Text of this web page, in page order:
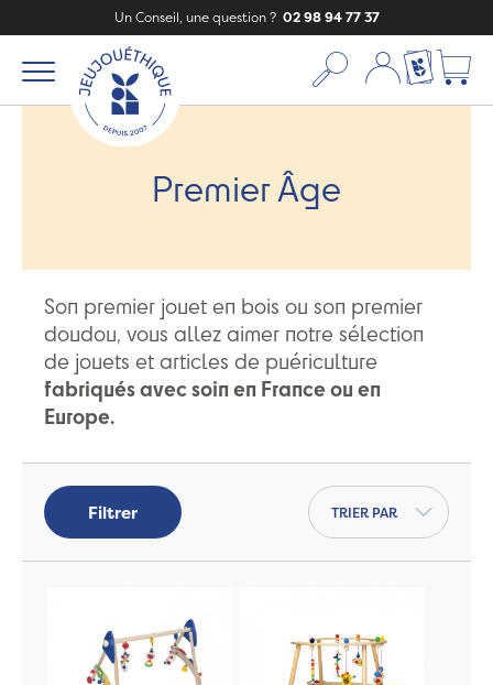
Un Conseil, une question ? 02 98 94 77 37
Mon compte
Ma liste
Premier Âge
Son premier jouet en bois ou son premier
doudou, vous allez aimer notre sélection
de jouets et articles de puériculture
fabriqués avec soin en France ou en
Europe.
Filtrer
Trier par